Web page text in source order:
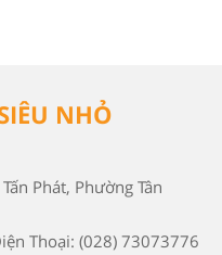
NHỎ
Phát, Phường Tân
Thoại: (028) 73073776